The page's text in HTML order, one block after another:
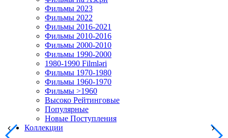
Фильмы 2023
Фильмы 2022
Фильмы 2016-2021
Фильмы 2010-2016
Фильмы 2000-2010
Фильмы 1990-2000
1980-1990 Filmləri
Фильмы 1970-1980
Фильмы 1960-1970
Фильмы >1960
Высоко Рейтинговые
Популярные
Новые Поступления
Коллекции